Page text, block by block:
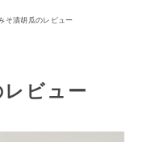
そ漬胡瓜のレビュー
ビュー